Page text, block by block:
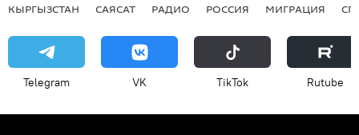
КЫРГЫЗСТАН САЯСАТ РАДИО РОССИЯ МИГРАЦИЯ
Telegram VK ТikТоk Rutube